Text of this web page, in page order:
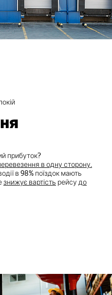
прибуток?
в одну сторону.
в 98% поїздок мають
знижує вартість рейсу до